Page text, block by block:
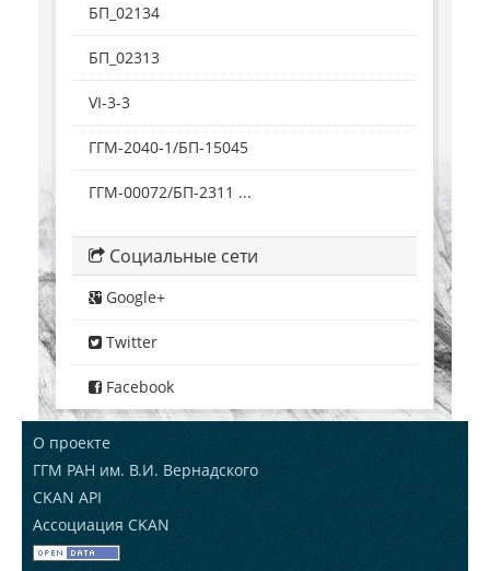
БП_02134
БП_02313
VI-3-3
ГГМ-2040-1/БП-15045
ГГМ-00072/БП-2311 ...
Социальные сети
Google+
Twitter
Facebook
О проекте
ГГМ РАН им. В.И. Вернадского
CKAN API
Ассоциация CKAN